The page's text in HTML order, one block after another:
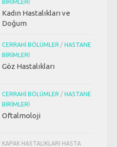
BIRIMLERI
Kadın Hastalıkları ve
Doğum
CERRAHI BÖLÜMLER / HASTANE
BIRIMLERI
Göz Hastalıkları
CERRAHI BÖLÜMLER / HASTANE
BIRIMLERI
Oftalmoloji
KAPAK HASTALIKLARI HASTA